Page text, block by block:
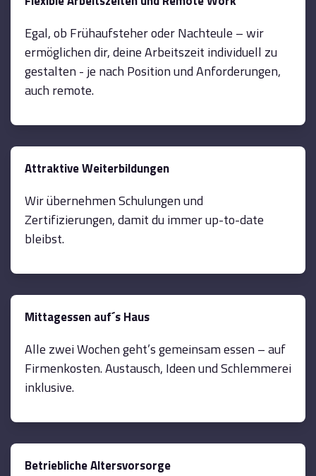
Egal, ob Frühaufsteher oder Nachteule – wir
ermöglichen dir, deine Arbeitszeit individuell zu
gestalten - je nach Position und Anforderungen,
auch remote.
Attraktive Weiterbildungen
Wir übernehmen Schulungen und
Zertifizierungen, damit du immer up-to-date
bleibst.
Mittagessen auf´s Haus
Alle zwei Wochen geht’s gemeinsam essen – auf
Firmenkosten. Austausch, Ideen und Schlemmerei
inklusive.
Betriebliche Altersvorsorge